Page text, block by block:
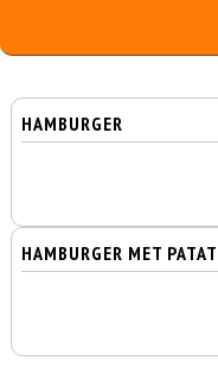
HAMBURGER
HAMBURGER MET PATAT